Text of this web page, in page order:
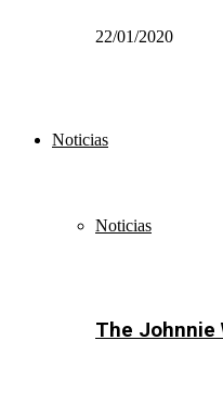
22/01/2020
Noticias
Noticias
The Johnnie